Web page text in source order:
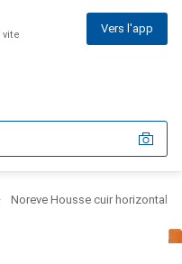
Vers l'app
Noreve Housse cuir horizontal